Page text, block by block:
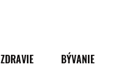
ZDRAVIE BÝVANIE